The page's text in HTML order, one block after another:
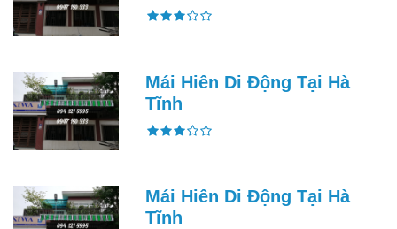
Mái Hiên Di Động Tại Hà
Tĩnh
Mái Hiên Di Động Tại Hà
Tĩnh